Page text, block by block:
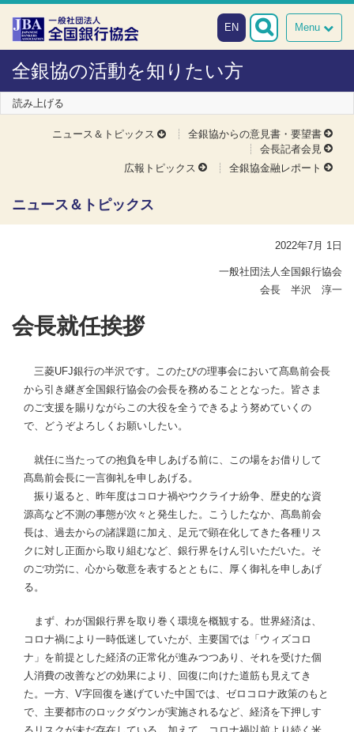
本文へスキップ
障がい者向け相談窓口
Menu
EN
全銀協の活動を知りたい方
読み上げる
ニュース＆トピックス
全銀協からの意見書・要望書
会長記者会見
広報トピックス
全銀協金融レポート
ニュース＆トピックス
2022年7月 1日
一般社団法人全国銀行協会
会長 半沢 淳一
会長就任挨拶
三菱UFJ銀行の半沢です。このたびの理事会において髙島前会長
から引き継ぎ全国銀行協会の会長を務めることとなった。皆さま
のご支援を賜りながらこの大役を全うできるよう努めていくの
で、どうぞよろしくお願いしたい。
就任に当たっての抱負を申しあげる前に、この場をお借りして
髙島前会長に一言御礼を申しあげる。
振り返ると、昨年度はコロナ禍やウクライナ紛争、歴史的な資
源高など不測の事態が次々と発生した。こうしたなか、髙島前会
長は、過去からの諸課題に加え、足元で顕在化してきた各種リス
クに対し正面から取り組むなど、銀行界をけん引いただいた。そ
のご功労に、心から敬意を表するとともに、厚く御礼を申しあげ
る。
まず、わが国銀行界を取り巻く環境を概観する。世界経済は、
コロナ禍により一時低迷していたが、主要国では「ウィズコロ
ナ」を前提とした経済の正常化が進みつつあり、それを受けた個
人消費の改善などの効果により、回復に向けた道筋も見えてき
た。一方、V字回復を遂げていた中国では、ゼロコロナ政策のもと
で、主要都市のロックダウンが実施されるなど、経済を下押しす